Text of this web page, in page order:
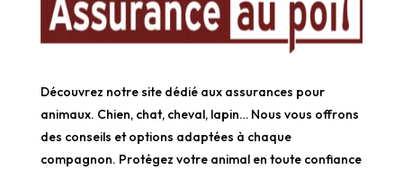
Découvrez notre site dédié aux assurances pour
animaux. Chien, chat, cheval, lapin… Nous vous offrons
des conseils et options adaptées à chaque
compagnon. Protégez votre animal en toute confiance